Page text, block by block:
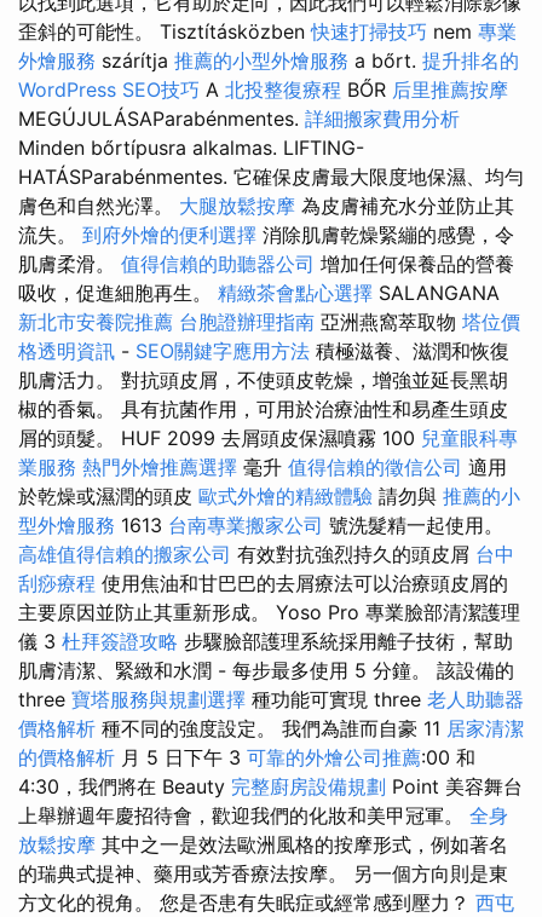
歪斜的可能性。 Tisztításközben快速打掃技巧 nem 專業
外燴服務 szárítja 推薦的小型外燴服務 a bőrt. 提升排名的
WordPress SEO技巧 A 北投整復療程 BŐR 后里推薦按摩
MEGÚJULÁSAParabénmentes. 詳細搬家費用分析
Minden bőrtípusra alkalmas. LIFTING-
HATÁSParabénmentes. 它確保皮膚最大限度地保濕、均勻
膚色和自然光澤。 大腿放鬆按摩 為皮膚補充水分並防止其
流失。 到府外燴的便利選擇 消除肌膚乾燥緊繃的感覺，令
肌膚柔滑。 值得信賴的助聽器公司 增加任何保養品的營養
吸收，促進細胞再生。 精緻茶會點心選擇 SALANGANA
新北市安養院推薦 台胞證辦理指南 亞洲燕窩萃取物 塔位價
格透明資訊 - SEO關鍵字應用方法 積極滋養、滋潤和恢復
肌膚活力。 對抗頭皮屑，不使頭皮乾燥，增強並延長黑胡
椒的香氣。 具有抗菌作用，可用於治療油性和易產生頭皮
屑的頭髮。 HUF 2099 去屑頭皮保濕噴霧 100 兒童眼科專
業服務 熱門外燴推薦選擇 毫升 值得信賴的徵信公司 適用
於乾燥或濕潤的頭皮 歐式外燴的精緻體驗 請勿與 推薦的小
型外燴服務 1613 台南專業搬家公司 號洗髮精一起使用。
高雄值得信賴的搬家公司 有效對抗強烈持久的頭皮屑 台中
刮痧療程 使用焦油和甘巴巴的去屑療法可以治療頭皮屑的
主要原因並防止其重新形成。 Yoso Pro 專業臉部清潔護理
儀 3 杜拜簽證攻略 步驟臉部護理系統採用離子技術，幫助
肌膚清潔、緊緻和水潤 - 每步最多使用 5 分鐘。 該設備的
three 寶塔服務與規劃選擇 種功能可實現 three 老人助聽器
價格解析 種不同的強度設定。 我們為誰而自豪 11 居家清潔
的價格解析 月 5 日下午 3 可靠的外燴公司推薦:00 和
4:30，我們將在 Beauty 完整廚房設備規劃 Point 美容舞台
上舉辦週年慶招待會，歡迎我們的化妝和美甲冠軍。 全身
放鬆按摩 其中之一是效法歐洲風格的按摩形式，例如著名
的瑞典式提神、藥用或芳香療法按摩。 另一個方向則是東
方文化的視角。 您是否患有失眠症或經常感到壓力？ 西屯